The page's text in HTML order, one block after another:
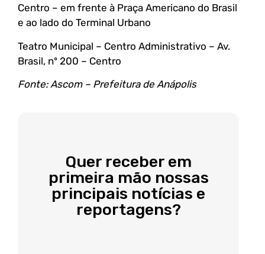
Centro – em frente à Praça Americano do Brasil
e ao lado do Terminal Urbano
Teatro Municipal – Centro Administrativo – Av.
Brasil, nº 200 – Centro
Fonte: Ascom – Prefeitura de Anápolis
Quer receber em
primeira mão nossas
principais notícias e
reportagens?